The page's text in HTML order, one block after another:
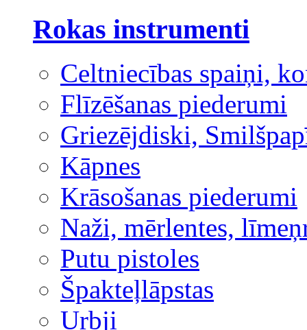
Rokas instrumenti
Celtniecības spaiņi,
Flīzēšanas piederumi
Griezējdiski,
Kāpnes
Krāsošanas piederumi
Naži, mērlentes,
Putu pistoles
Špakteļlāpstas
Urbji